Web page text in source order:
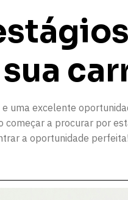
uma excelente
a procurar por
a oportunidade perfeita!